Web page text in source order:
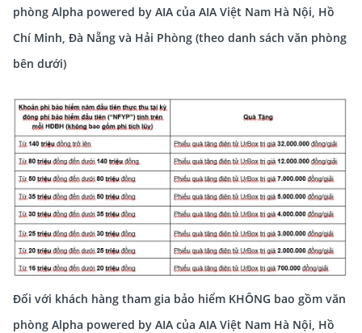
phòng Alpha powered by AIA của AIA Việt Nam Hà Nội, Hồ
Chí Minh, Đà Nẵng và Hải Phòng (theo danh sách văn phòng
bên dưới)
Đối với khách hàng tham gia bảo hiểm KHÔNG bao gồm văn
phòng Alpha powered by AIA của AIA Việt Nam Hà Nội, Hồ